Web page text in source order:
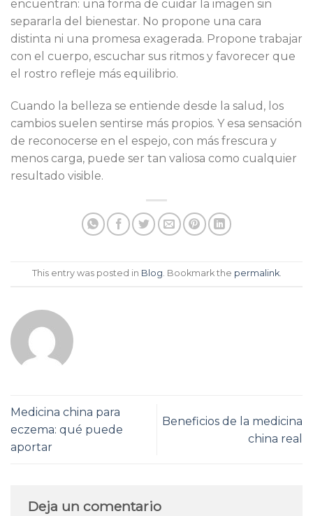
encuentran: una forma de cuidar la imagen sin
separarla del bienestar. No propone una cara
distinta ni una promesa exagerada. Propone trabajar
con el cuerpo, escuchar sus ritmos y favorecer que
el rostro refleje más equilibrio.
Cuando la belleza se entiende desde la salud, los
cambios suelen sentirse más propios. Y esa sensación
de reconocerse en el espejo, con más frescura y
menos carga, puede ser tan valiosa como cualquier
resultado visible.
This entry was posted in Blog. Bookmark the permalink.
Medicina china para
eczema: qué puede
aportar
Beneficios de la medicina
china real
Deja un comentario